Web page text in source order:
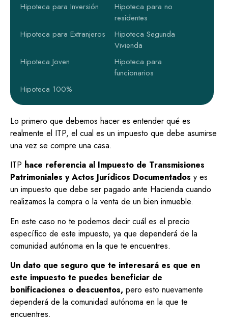
Hipoteca para Inversión
Hipoteca para no
residentes
Hipoteca para Extranjeros
Hipoteca Segunda
Vivienda
Hipoteca Joven
Hipoteca para
funcionarios
Hipoteca 100%
Lo primero que debemos hacer es entender qué es
realmente el ITP, el cual es un impuesto que debe asumirse
una vez se compre una casa.
ITP hace referencia al Impuesto de Transmisiones
Patrimoniales y Actos Jurídicos Documentados y es
un impuesto que debe ser pagado ante Hacienda cuando
realizamos la compra o la venta de un bien inmueble.
En este caso no te podemos decir cuál es el precio
específico de este impuesto, ya que dependerá de la
comunidad autónoma en la que te encuentres.
Un dato que seguro que te interesará es que en
este impuesto te puedes beneficiar de
bonificaciones o descuentos, pero esto nuevamente
dependerá de la comunidad autónoma en la que te
encuentres.